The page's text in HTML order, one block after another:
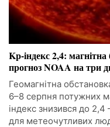
Kp-індекс 2,4:
прогноз NOAA на три
Геомагнітна
6–8 серпня потужних
індекс знизився до
для метеочутливих